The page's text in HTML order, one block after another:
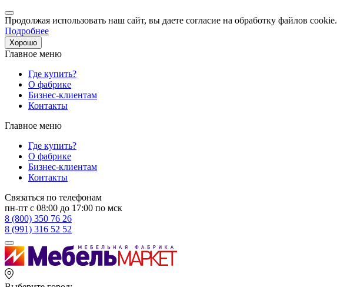
Продолжая использовать наш сайт, вы даете согласие на обработку файлов cookie.
Подробнее
Хорошо
Главное меню
Где купить?
О фабрике
Бизнес-клиентам
Контакты
Главное меню
Где купить?
О фабрике
Бизнес-клиентам
Контакты
Связаться по телефонам
пн-пт с 08:00 до 17:00 по мск
8 (800) 350 76 26
8 (991) 316 52 52